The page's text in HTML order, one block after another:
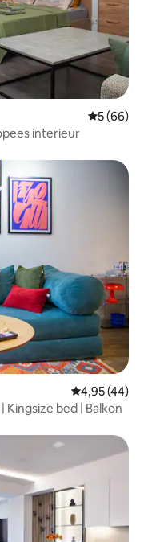
5 (66)
interieur
Gemiddelde
4,95 (44)
Kingsize bed | Balkon